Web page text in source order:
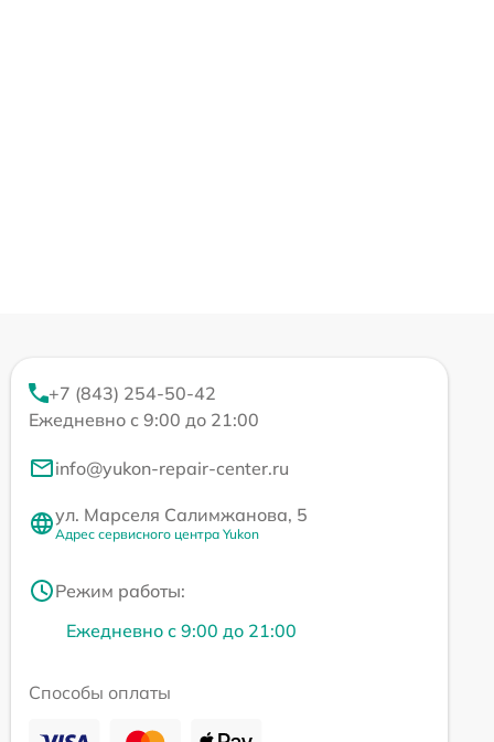
+7 (843) 254-50-42
Ежедневно с 9:00 до 21:00
info@yukon-repair-center.ru
ул. Марселя Салимжанова, 5
Адрес сервисного центра Yukon
Режим работы:
Ежедневно с 9:00 до 21:00
Способы оплаты